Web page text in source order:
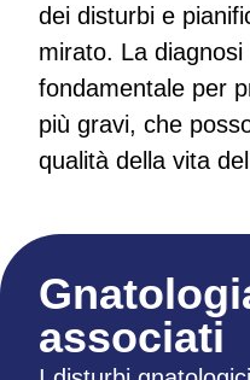
dei disturbi e
mirato. La
fondamentale per
più gravi, che
qualità della vita
associati